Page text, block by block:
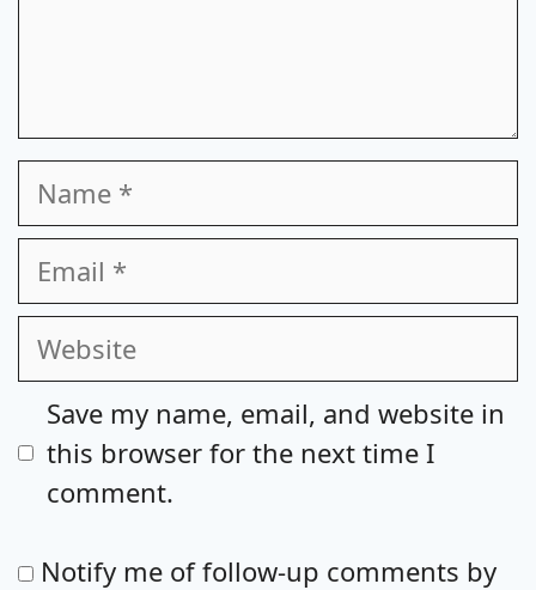
Name
Email
Website
Save my name, email, and website in
this browser for the next time I
comment.
Notify me of follow-up comments by